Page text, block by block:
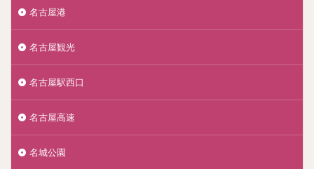
名古屋港
名古屋観光
名古屋駅西口
名古屋高速
名城公園